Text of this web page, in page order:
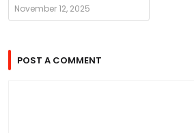
November 12, 2025
POST A COMMENT